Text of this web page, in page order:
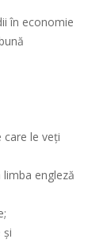
în economie
care le veți
engleză
și